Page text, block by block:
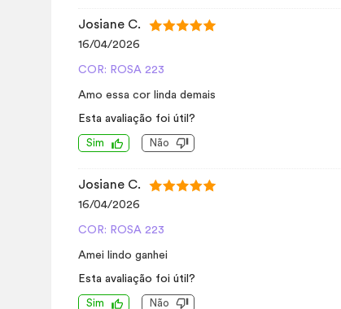
Josiane C.
16/04/2026
COR: ROSA 223
Amo essa cor linda demais
Esta avaliação foi útil?
Sim Não
Josiane C.
16/04/2026
COR: ROSA 223
Amei lindo ganhei
Esta avaliação foi útil?
Sim Não